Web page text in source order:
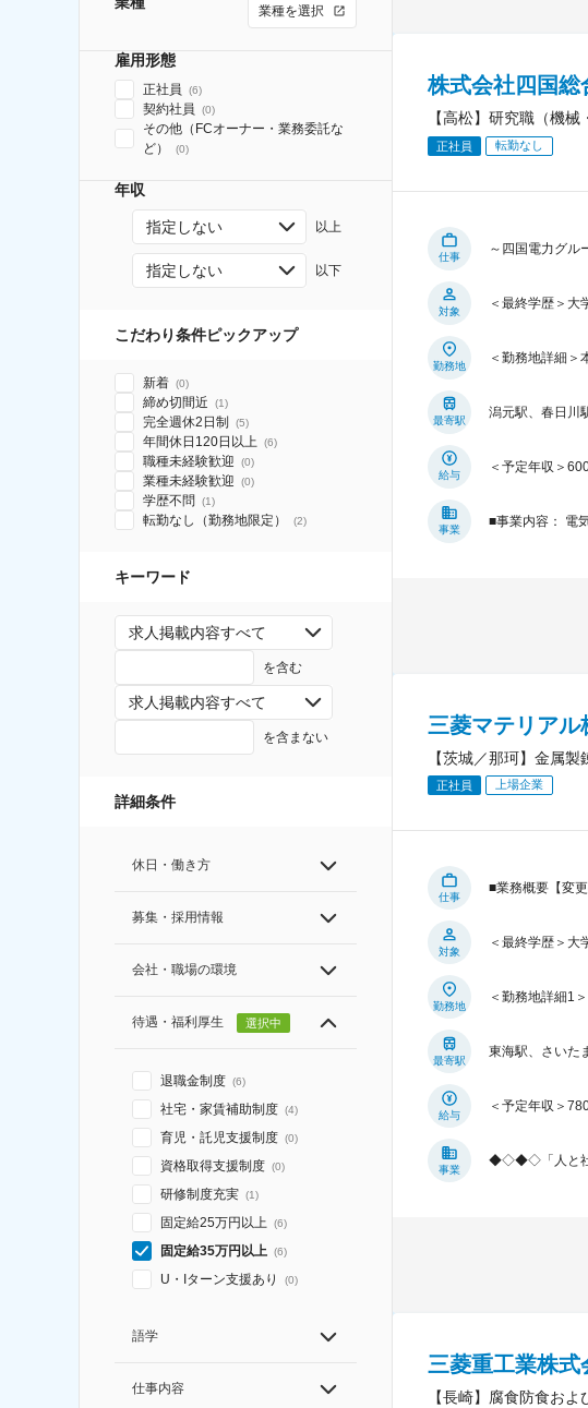
業種を選択
雇用形態
正社員 (6)
契約社員 (0)
その他（FCオーナー・業務委託な
ど）
(0)
年収
指定しない 以上
指定しない 以下
こだわり条件ピックアップ
新着 (0)
締め切間近 (1)
完全週休2日制 (5)
年間休日120日以上 (6)
職種未経験歓迎 (0)
業種未経験歓迎 (0)
学歴不問 (1)
転勤なし（勤務地限定） (2)
キーワード
求人掲載内容すべて
を含む
求人掲載内容すべて
を含まない
詳細条件
休日・働き方
募集・採用情報
会社・職場の環境
待遇・福利厚生 選択中
退職金制度 (6)
社宅・家賃補助制度 (4)
育児・託児支援制度 (0)
資格取得支援制度 (0)
研修制度充実 (1)
固定給25万円以上 (6)
固定給35万円以上 (6)
U・Iターン支援あり (0)
語学
仕事内容
株式会社四国総
【高松】研究職（機
正社員 転勤なし
仕事
～四国電力グル
対象
＜最終学歴＞大
勤務地
＜勤務地詳細＞
最寄駅
潟元駅、春日川
給与
＜予定年収＞
事業
■事業内容： 電
三菱マテリアル
【茨城／那珂】金属
正社員 上場企業
仕事
■業務概要【変
対象
＜最終学歴＞大
勤務地
＜勤務地詳細1
最寄駅
東海駅、さいた
給与
＜予定年収＞
事業
◆◇◆◇「人と社
三菱重工業株式
【長崎】腐食防食お